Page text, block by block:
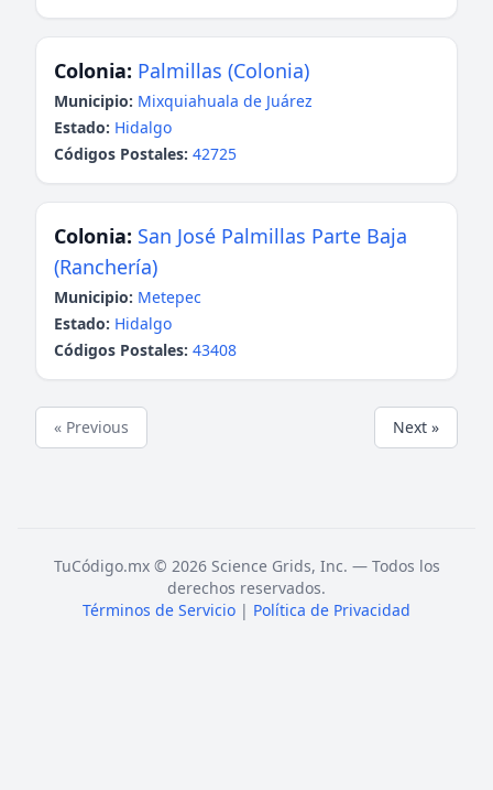
Colonia: Palmillas (Colonia)
Municipio: Mixquiahuala de Juárez
Estado: Hidalgo
Códigos Postales: 42725
Colonia: San José Palmillas Parte Baja
(Ranchería)
Municipio: Metepec
Estado: Hidalgo
Códigos Postales: 43408
« Previous Next »
TuCódigo.mx © 2026 Science Grids, Inc. — Todos los
derechos reservados.
Términos de Servicio | Política de Privacidad